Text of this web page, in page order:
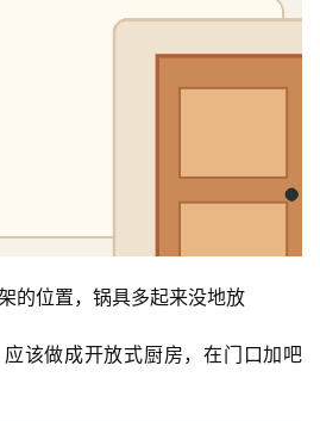
的位置，锅具多起来没地放
该做成开放式厨房，在门口加吧